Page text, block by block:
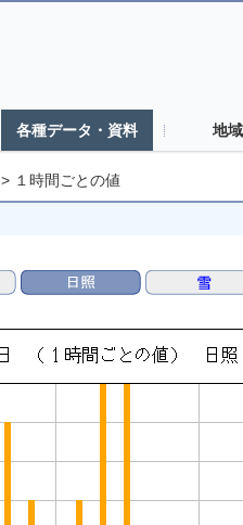
各種データ・資料 地
> １時間ごとの値